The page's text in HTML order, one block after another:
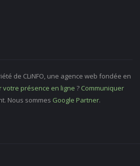
de CLiNFO, une agence web fondée en
votre présence en ligne ? Communiquer
Nous sommes Google Partner.